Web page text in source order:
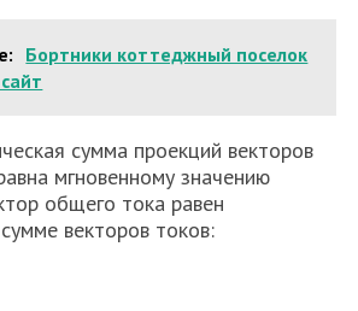
Бортники коттеджный поселок
сумма проекций векторов
мгновенному значению
общего тока равен
векторов токов: